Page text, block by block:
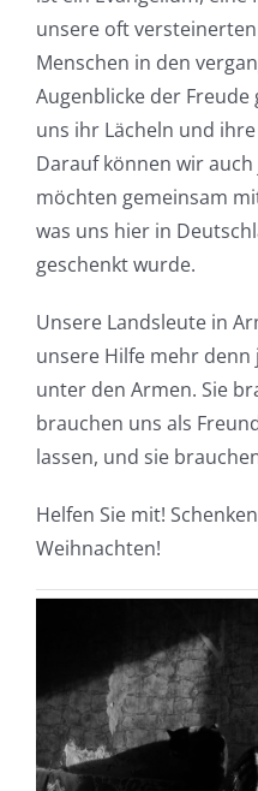
unsere oft
Menschen in den
Augenblicke der
uns ihr Lächeln und
Darauf können wir
möchten gemeinsam
was uns hier in
geschenkt wurde.
Unsere Landsleute in
unsere Hilfe mehr denn
unter den Armen. Sie
brauchen uns als
lassen, und sie
Helfen Sie mit!
Weihnachten!